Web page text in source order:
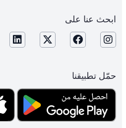
ابحث عنا على
حمّل تطبيقنا